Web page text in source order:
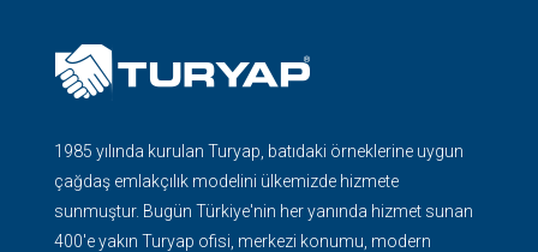
1985 yılında kurulan Turyap, batıdaki örneklerine uygun
çağdaş emlakçılık modelini ülkemizde hizmete
sunmuştur. Bugün Türkiye'nin her yanında hizmet sunan
400'e yakın Turyap ofisi, merkezi konumu, modern